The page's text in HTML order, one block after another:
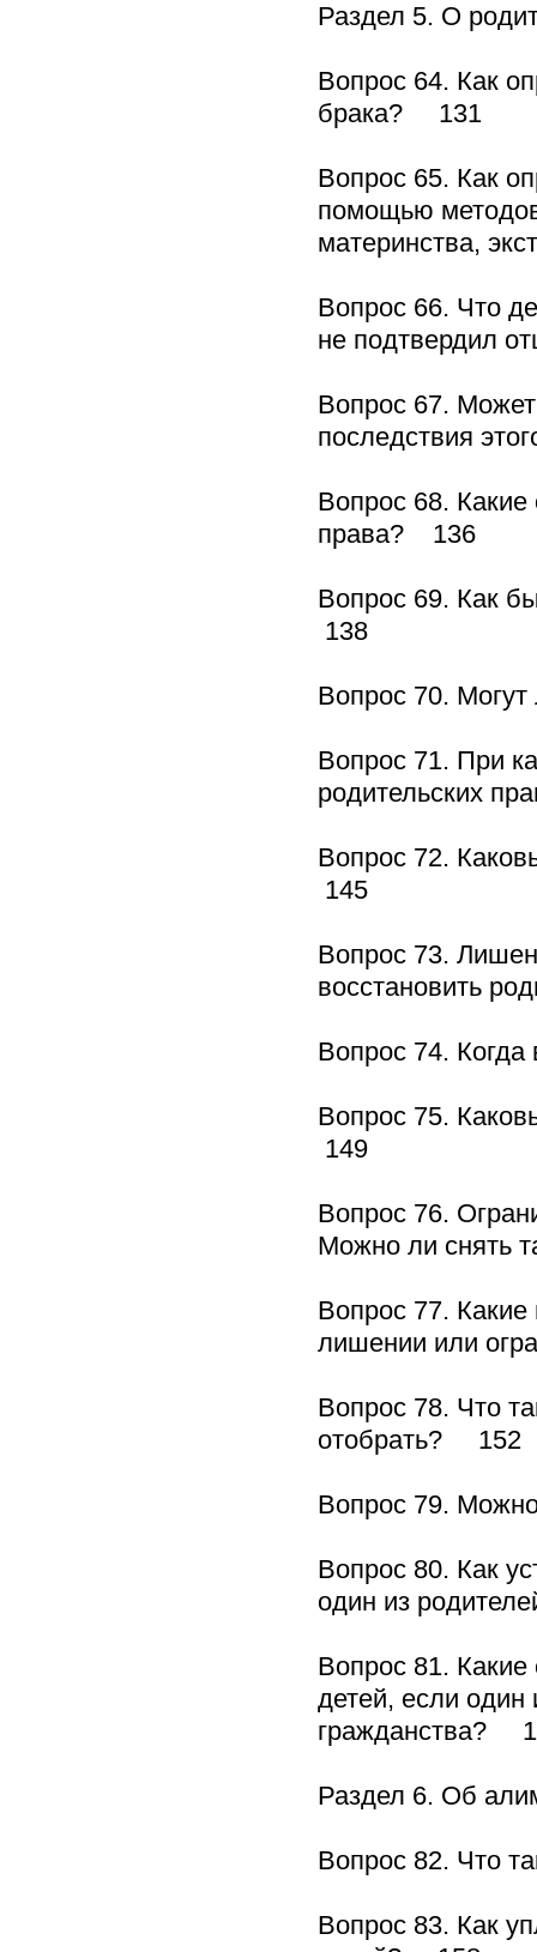
Раздел 5. О
Вопрос 64. Как
брака? 131
Вопрос 65. Как
помощью методов
материнства,
Вопрос 66. Что
не подтвердил
Вопрос 67.
последствия
Вопрос 68.
права? 136
Вопрос 69. Как
138
Вопрос 70.
Вопрос 71. При
родительских
Вопрос 72.
145
Вопрос 73.
восстановить
Вопрос 74.
Вопрос 75.
149
Вопрос 76.
Можно ли снять
Вопрос 77. Какие
лишении или
Вопрос 78. Что
отобрать? 152
Вопрос 79.
Вопрос 80. Как
один из
Вопрос 81. Какие
детей, если один
гражданства?
Раздел 6. Об
Вопрос 82. Что
Вопрос 83. Как